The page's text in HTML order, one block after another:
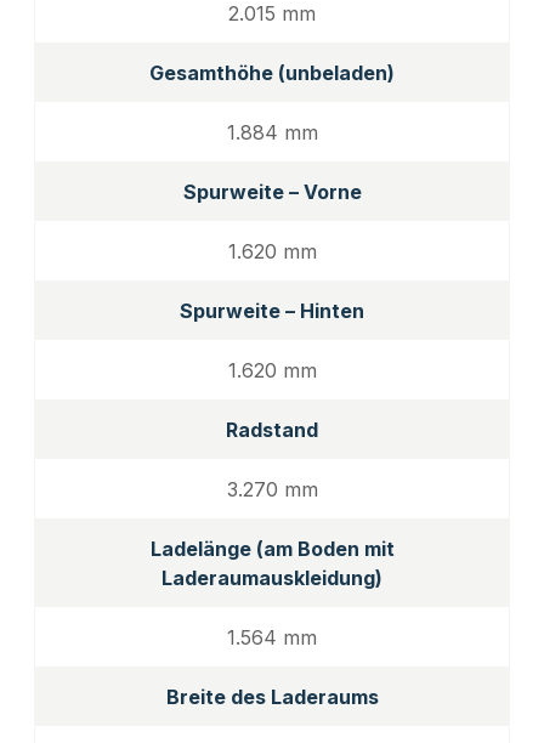
2.015 mm
Gesamthöhe (unbeladen)
1.884 mm
Spurweite – Vorne
1.620 mm
Spurweite – Hinten
1.620 mm
Radstand
3.270 mm
Ladelänge (am Boden mit
Laderaumauskleidung)
1.564 mm
Breite des Laderaums